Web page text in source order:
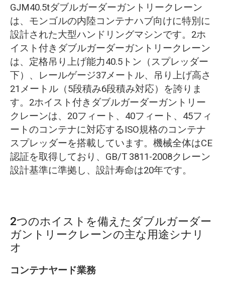
GJM40.5tダブルガーダーガントリークレーン
は、モンゴルの内陸コンテナハブ向けに特別に
設計された大型ハンドリングマシンです。2ホ
イスト付きダブルガーダーガントリークレーン
は、定格吊り上げ能力40.5トン（スプレッダー
下）、レールゲージ37メートル、吊り上げ高さ
21メートル（5段積み6段積み対応）を誇りま
す。2ホイスト付きダブルガーダーガントリー
クレーンは、20フィート、40フィート、45フィ
ートのコンテナに対応するISO規格のコンテナ
スプレッダーを搭載しています。機械全体はCE
認証を取得しており、GB/T 3811-2008クレーン
設計基準に準拠し、設計寿命は20年です。
2つのホイストを備えたダブルガーダー
ガントリークレーンの主な用途シナリ
オ
コンテナヤード業務